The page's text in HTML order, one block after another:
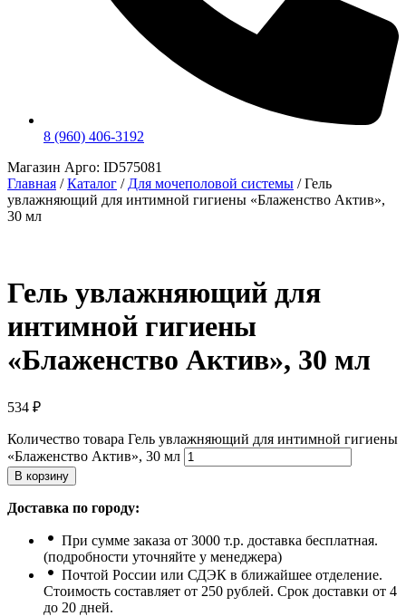
8 (960) 406-3192
Магазин Арго: ID575081
Главная / Каталог / Для мочеполовой системы / Гель
увлажняющий для интимной гигиены «Блаженство Актив»,
30 мл
Гель увлажняющий для
интимной гигиены
«Блаженство Актив», 30 мл
534 ₽
Количество товара Гель увлажняющий для интимной гигиены
«Блаженство Актив», 30 мл
В корзину
Доставка по городу:
При сумме заказа от 3000 т.р. доставка бесплатная.
(подробности уточняйте у менеджера)
Почтой России или СДЭК в ближайшее отделение.
Стоимость составляет от 250 рублей. Срок доставки от 4
до 20 дней.